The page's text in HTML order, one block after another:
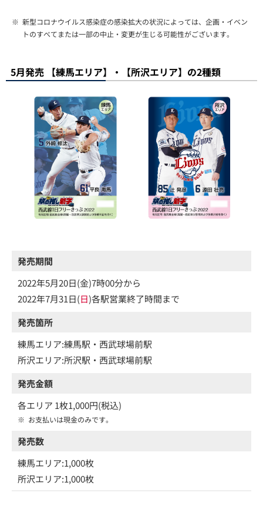
※ 新型コロナウイルス感染症の感染拡大の状況によっては、企画・イベン
トのすべてまたは一部の中止・変更が生じる可能性がございます。
5月発売 【練馬エリア】・【所沢エリア】の2種類
発売期間
2022年5月20日(金)7時00分から
2022年7月31日(日)各駅営業終了時間まで
発売箇所
練馬エリア:練馬駅・西武球場前駅
所沢エリア:所沢駅・西武球場前駅
発売金額
各エリア 1枚1,000円(税込)
※ お支払いは現金のみです。
発売数
練馬エリア:1,000枚
所沢エリア:1,000枚